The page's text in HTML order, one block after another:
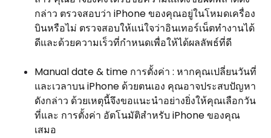
กล่าว ตรวจสอบว่า iPhone ของคุณอยู่ในโหมดเครื่อง
บินหรือไม่ ตรวจสอบให้แน่ใจว่าอินเทอร์เน็ตทำงานได้
ดีและด้วยความเร็วที่กำหนดเพื่อให้ได้ผลลัพธ์ที่ดี
Manual date & time การตั้งค่า : หากคุณเปลี่ยนวันที่
และเวลาบน iPhone ด้วยตนเอง คุณอาจประสบปัญหา
ดังกล่าว ด้วยเหตุนี้จึงขอแนะนำอย่างยิ่งให้คุณเลือกวัน
ที่และ การตั้งค่า อัตโนมัติสำหรับ iPhone ของคุณ
เสมอ